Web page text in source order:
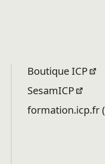
Boutique ICP
SesamICP
formation.icp.fr